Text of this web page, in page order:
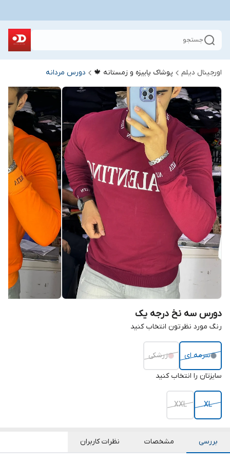
جستجو
اورجینال دیلم پوشاک پاییزه و زمستانه 🍁 دورس مردانه
دورس سه نخ درجه یک
رنگ مورد نظرتون انتخاب کنید
سرمه ای زرشکی
سایزتان را انتخاب کنید
XL
XXL
بررسی مشخصات نظرات کاربران